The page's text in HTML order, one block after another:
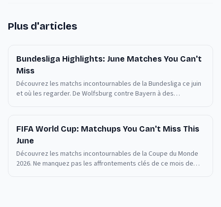
Plus d'articles
Bundesliga Highlights: June Matches You Can't
Miss
Découvrez les matchs incontournables de la Bundesliga ce juin
et où les regarder. De Wolfsburg contre Bayern à des
FIFA World Cup: Matchups You Can't Miss This
June
Découvrez les matchs incontournables de la Coupe du Monde
2026. Ne manquez pas les affrontements clés de ce mois de